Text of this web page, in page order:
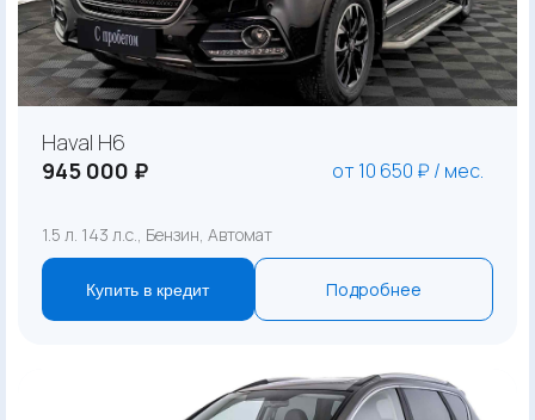
Haval H6
945 000 ₽
от 10 650 ₽ / мес.
1.5 л. 143 л.с., Бензин, Автомат
Купить в кредит Подробнее